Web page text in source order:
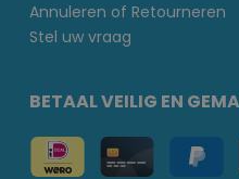
Annuleren of Retourneren
Stel uw vraag
BETAAL VEILIG EN